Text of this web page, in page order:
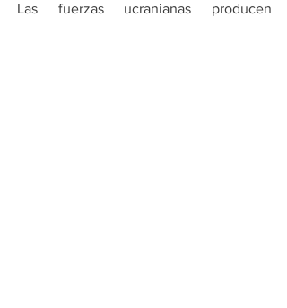
Las fuerzas ucranianas producen